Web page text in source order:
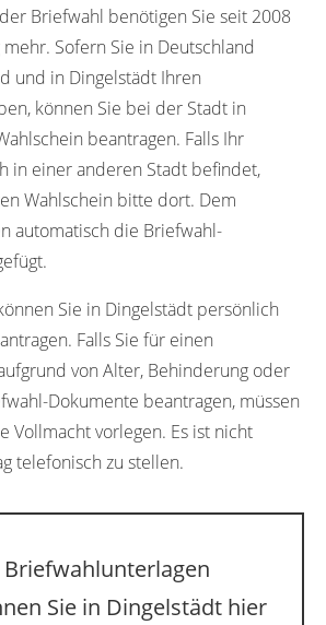
Briefwahl benötigen Sie seit 2008
Sofern Sie in Deutschland
und in Dingelstädt Ihren
können Sie bei der Stadt in
beantragen. Falls Ihr
in einer anderen Stadt befindet,
Wahlschein bitte dort. Dem
automatisch die Briefwahl-
Sie in Dingelstädt persönlich
Falls Sie für einen
von Alter, Behinderung oder
Dokumente beantragen, müssen
Vollmacht vorlegen. Es ist nicht
telefonisch zu stellen.
Briefwahlunterlagen
Sie in Dingelstädt hier